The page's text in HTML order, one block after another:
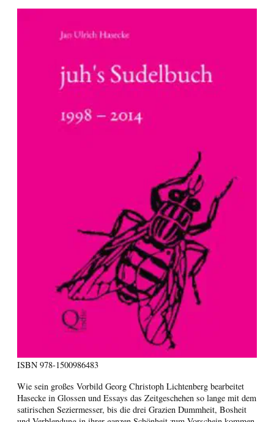
ISBN 978-1500986483
Wie sein großes Vorbild Georg Christoph Lichtenberg bearbeitet
Hasecke in Glossen und Essays das Zeitgeschehen so lange mit dem
satirischen Seziermesser, bis die drei Grazien Dummheit, Bosheit